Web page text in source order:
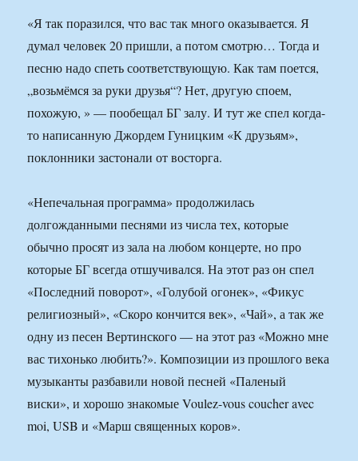
«Я так поразился, что вас так много оказывается. Я
думал человек 20 пришли, а потом смотрю… Тогда и
песню надо спеть соответствующую. Как там поется,
„возьмёмся за руки друзья“? Нет, другую споем,
похожую, » — пообещал БГ залу. И тут же спел когда-
то написанную Джордем Гуницким «К друзьям»,
поклонники застонали от восторга.
«Непечальная программа» продолжилась
долгожданными песнями из числа тех, которые
обычно просят из зала на любом концерте, но про
которые БГ всегда отшучивался. На этот раз он спел
«Последний поворот», «Голубой огонек», «Фикус
религиозный», «Скоро кончится век», «Чай», а так же
одну из песен Вертинского — на этот раз «Можно мне
вас тихонько любить?». Композиции из прошлого века
музыканты разбавили новой песней «Паленый
виски», и хорошо знакомые Voulez-vous coucher avec
moi, USB и «Марш священных коров».